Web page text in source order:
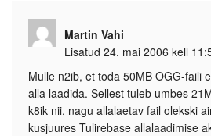
Martin Vahi
Lisatud 24. mai 2006 kell
Mulle n2ib, et toda 50MB OGG-faili
alla laadida. Sellest tuleb umbes
k8ik nii, nagu allalaetav fail olekski
kusjuures Tulirebase allalaadimise